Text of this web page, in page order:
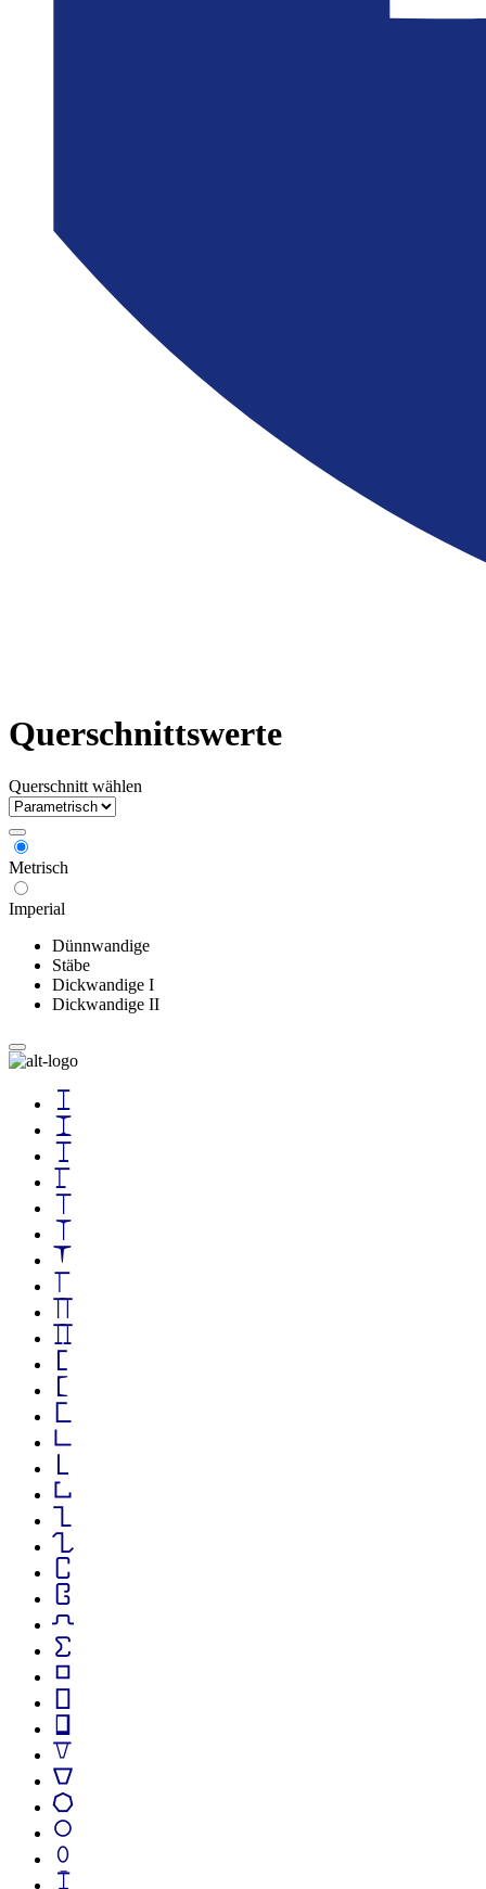
Querschnittswerte
Querschnitt wählen
Metrisch
Imperial
Dünnwandige
Stäbe
Dickwandige I
Dickwandige II